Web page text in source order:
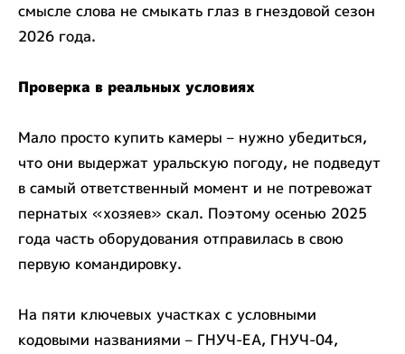
смысле слова не смыкать глаз в гнездовой сезон
2026 года.
Проверка в реальных условиях
Мало просто купить камеры – нужно убедиться,
что они выдержат уральскую погоду, не подведут
в самый ответственный момент и не потревожат
пернатых «хозяев» скал. Поэтому осенью 2025
года часть оборудования отправилась в свою
первую командировку.
На пяти ключевых участках с условными
кодовыми названиями – ГНУЧ-ЕА, ГНУЧ-04,